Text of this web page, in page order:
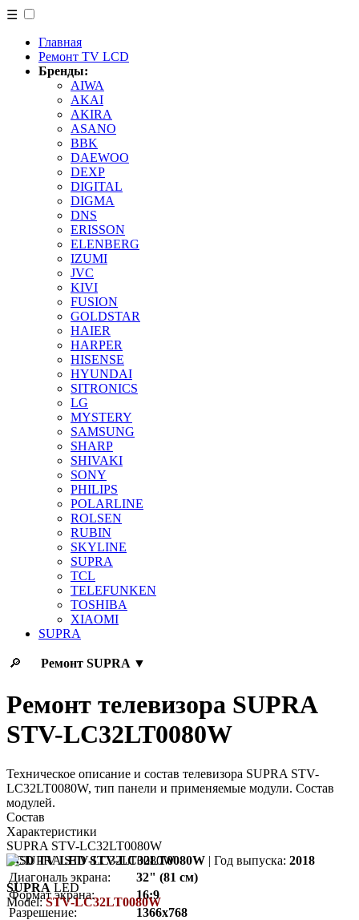
☰
Главная
Ремонт TV LCD
Бренды:
AIWA
AKAI
AKIRA
ASANO
BBK
DAEWOO
DEXP
DIGITAL
DIGMA
DNS
ERISSON
ELENBERG
IZUMI
JVC
KIVI
FUSION
GOLDSTAR
HAIER
HARPER
HISENSE
HYUNDAI
SITRONICS
LG
MYSTERY
SAMSUNG
SHARP
SHIVAKI
SONY
PHILIPS
POLARLINE
ROLSEN
RUBIN
SKYLINE
SUPRA
TCL
TELEFUNKEN
TOSHIBA
XIAOMI
SUPRA
🔎 Ремонт SUPRA ▼
Ремонт телевизора SUPRA
STV-LC32LT0080W
Техническое описание и состав телевизора SUPRA STV-
LC32LT0080W, тип панели и применяемые модули. Состав
модулей.
Состав
Характеристики
SUPRA STV-LC32LT0080W
LCD TV LED STV-LC32LT0080W | Год выпуска: 2018
Диагональ экрана:
32" (81 см)
Формат экрана:
16:9
Разрешение:
1366x768
SUPRA LED
Model:STV-LC32LT0080W